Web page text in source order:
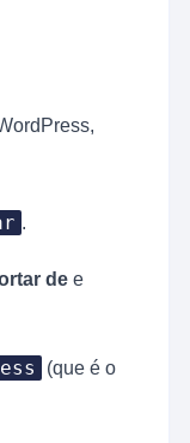
.
de e
(que é o